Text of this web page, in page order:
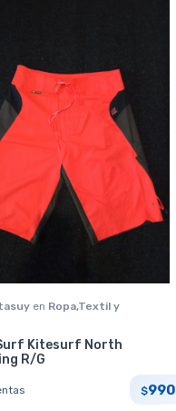
en Ropa,Textil y
Kitesurf North
R/G
$990